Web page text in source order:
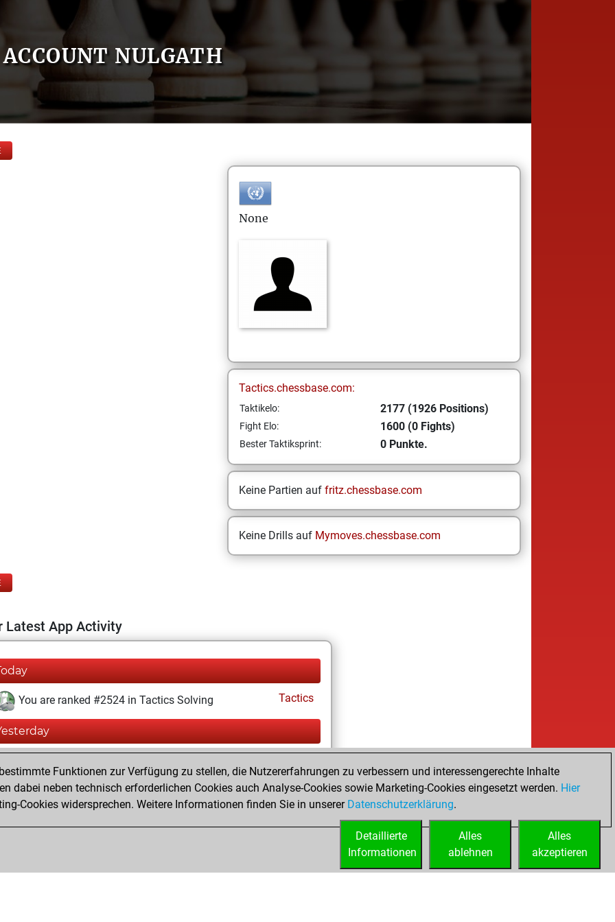
ACCOUNT NULGATH
None
Tactics.chessbase.com:
Taktikelo: 2177 (1926 Positions)
Fight Elo: 1600 (0 Fights)
Bester Taktiksprint: 0 Punkte.
Keine Partien auf fritz.chessbase.com
Keine Drills auf Mymoves.chessbase.com
Latest App Activity
You are ranked #2524 in Tactics Solving Tactics
You solved 1019 tactics positions
You achieved an Elo of 2177 in tactics positions
Funktionen zur Verfügung zu stellen, die Nutzererfahrungen zu verbessern und interessengerechte Inhalte
dabei neben technisch erforderlichen Cookies auch Analyse-Cookies sowie Marketing-Cookies eingesetzt werden. Hier
Cookies widersprechen. Weitere Informationen finden Sie in unserer Datenschutzerklärung.
Alles
akzeptieren
Alles
ablehnen
Detaillierte
Informationen